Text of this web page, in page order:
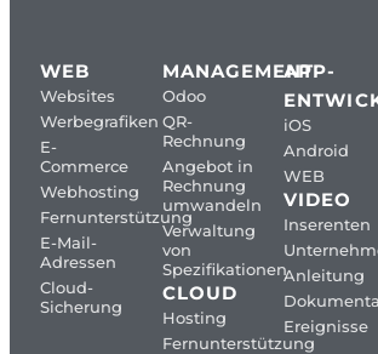
WEB
Websites
Werbegrafiken
E-
Commerce
Webhosting
Fernunterstützung
E-Mail-
Adressen
Cloud-
Sicherung
MANAGEMENT
Odoo
QR-
Rechnung
Angebot in
Rechnung
umwandeln
Verwaltung
von
Spezifikationen
CLOUD
Hosting
Fernunterstützung
APP-
iOS
Android
WEB
VIDEO
Inserenten
Anleitung
Ereignisse